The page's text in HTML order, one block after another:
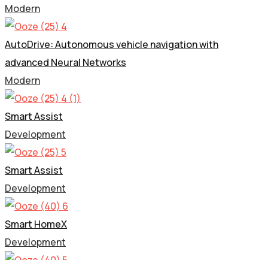
Modern
AutoDrive: Autonomous vehicle navigation with
advanced Neural Networks
Modern
Smart Assist
Development
Smart Assist
Development
Smart HomeX
Development